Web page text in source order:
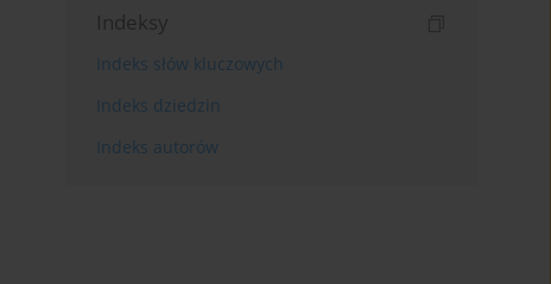
Indeksy
Indeks słów kluczowych
Indeks dziedzin
Indeks autorów